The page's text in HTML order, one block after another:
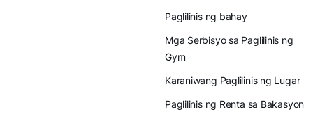
Paglilinis ng bahay
Mga Serbisyo sa Paglilinis ng
Gym
Karaniwang Paglilinis ng Lugar
Paglilinis ng Renta sa Bakasyon